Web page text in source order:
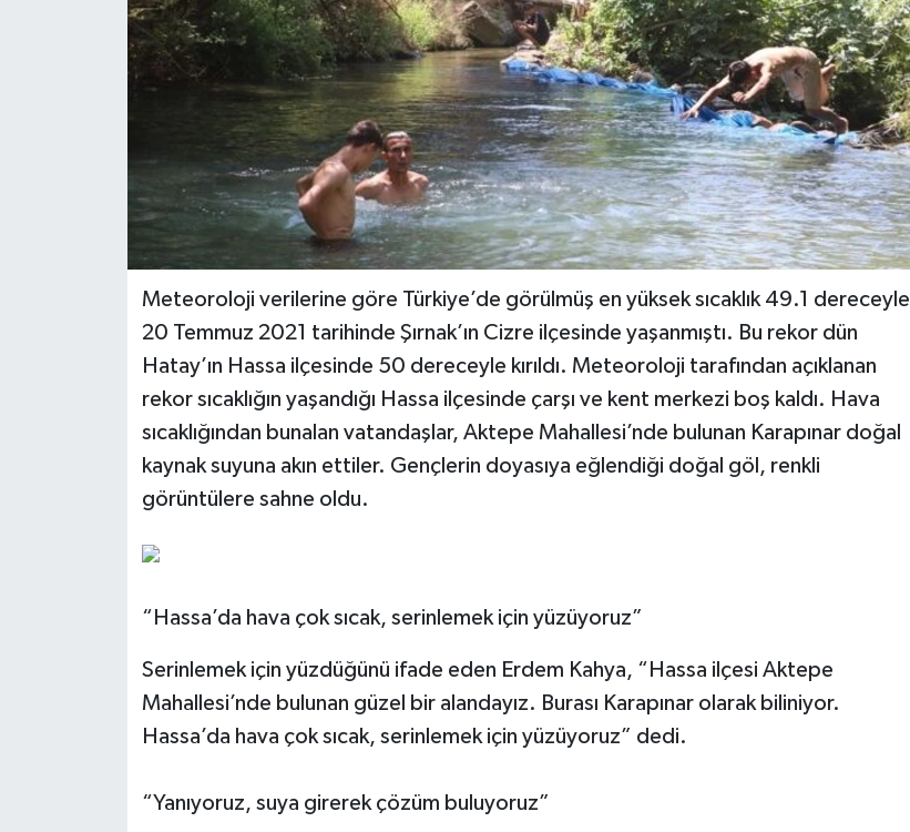
Meteoroloji verilerine göre Türkiye’de görülmüş en yüksek sıcaklık 49.1 dereceyle
20 Temmuz 2021 tarihinde Şırnak’ın Cizre ilçesinde yaşanmıştı. Bu rekor dün
Hatay’ın Hassa ilçesinde 50 dereceyle kırıldı. Meteoroloji tarafından açıklanan
rekor sıcaklığın yaşandığı Hassa ilçesinde çarşı ve kent merkezi boş kaldı. Hava
sıcaklığından bunalan vatandaşlar, Aktepe Mahallesi’nde bulunan Karapınar doğal
kaynak suyuna akın ettiler. Gençlerin doyasıya eğlendiği doğal göl, renkli
görüntülere sahne oldu.
“Hassa’da hava çok sıcak, serinlemek için yüzüyoruz”
Serinlemek için yüzdüğünü ifade eden Erdem Kahya, “Hassa ilçesi Aktepe
Mahallesi’nde bulunan güzel bir alandayız. Burası Karapınar olarak biliniyor.
Hassa’da hava çok sıcak, serinlemek için yüzüyoruz” dedi.
“Yanıyoruz, suya girerek çözüm buluyoruz”
ÖZEL HABER
TEKNOLOJİ
TİCARET